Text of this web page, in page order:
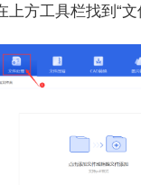
上方工具栏找到“